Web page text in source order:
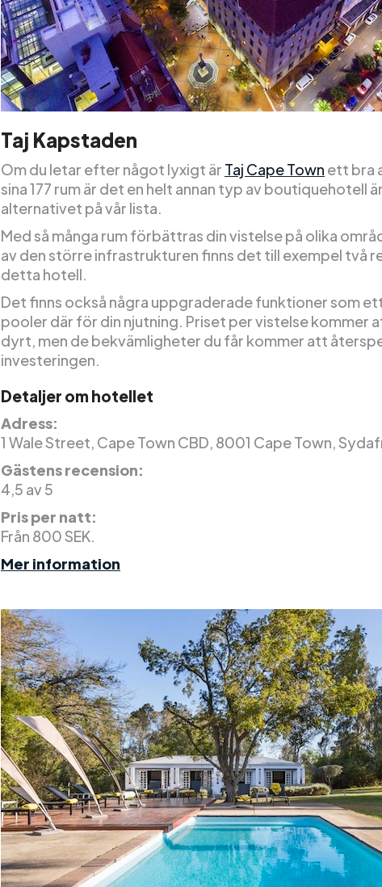
Taj Kapstaden
Om du letar efter något lyxigt är Taj Cape Town ett bra
sina 177 rum är det en helt annan typ av boutiquehotell
alternativet på vår lista.
Med så många rum förbättras din vistelse på olika
av den större infrastrukturen finns det till exempel två
detta hotell.
Det finns också några uppgraderade funktioner som
pooler där för din njutning. Priset per vistelse kommer
dyrt, men de bekvämligheter du får kommer att
investeringen.
Detaljer om hotellet
Adress:
1 Wale Street, Cape Town CBD, 8001 Cape Town,
Gästens recension:
4,5 av 5
Pris per natt:
Från 800 SEK.
Mer information